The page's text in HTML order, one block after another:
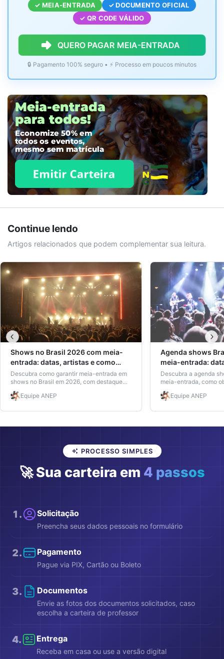
✓ MEIA-ENTRADA
✓ DOCUMENTO OFICIAL
✓ QR CODE VÁLIDO
QUERO PAGAR MEIA-ENTRADA
🔒 Pagamento 100% seguro • ⚡ Processo em poucos minutos
Continue lendo
Artigos relacionados que podem complementar sua leitura.
Shows no Brasil 2026 com meia-
entrada: datas, artistas e como
garantir seu desconto
Descubra como garantir meia-entrada em
shows no Brasil em 2026, com destaque
para os grandes eventos e a carteira
estudantil ANEP. Veja datas, artistas e
Equipe ANEP
Agenda shows
meia-entrada:
como garantir
Descubra a agenda
meia-entrada, como
com a carteira ANEP
internacionais já
Equipe ANEP
PROCESSO SIMPLES
🚀 Sua carteira em 4 passos
1 . Solicitação
Preencha seus dados pessoais no formulário
2. Pagamento
Pague via PIX, Cartão ou Boleto
3. Documentos
Envie as fotos dos documentos solicitados, caso
escolha a carteira de professor
4. Entrega
Receba em casa ou use a versão digital